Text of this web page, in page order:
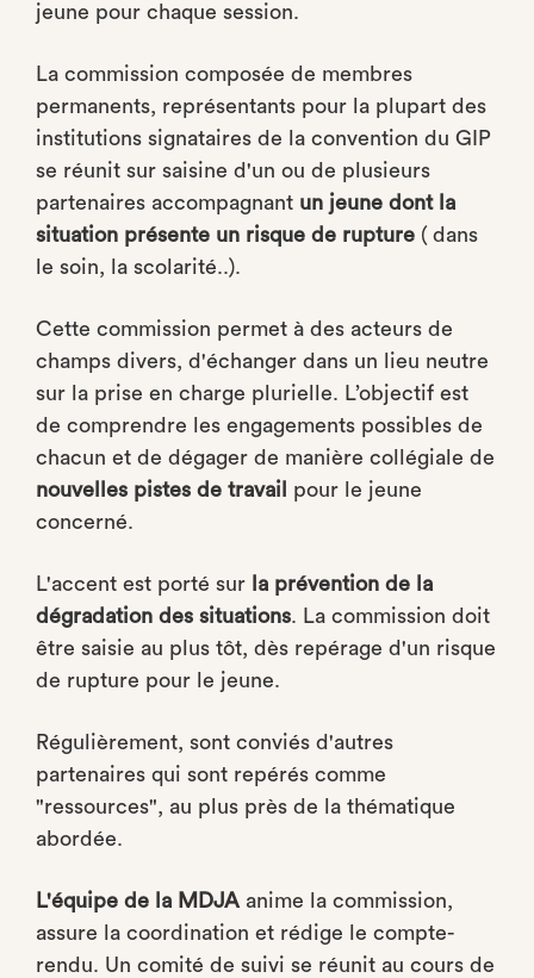
jeune pour chaque session.
La commission composée de membres
permanents, représentants pour la plupart des
institutions signataires de la convention du GIP
se réunit sur saisine d'un ou de plusieurs
partenaires accompagnant un jeune dont la
situation présente un risque de rupture ( dans
le soin, la scolarité..).
Cette commission permet à des acteurs de
champs divers, d'échanger dans un lieu neutre
sur la prise en charge plurielle. L’objectif est
de comprendre les engagements possibles de
chacun et de dégager de manière collégiale de
nouvelles pistes de travail pour le jeune
concerné.
L'accent est porté sur la prévention de la
dégradation des situations. La commission doit
être saisie au plus tôt, dès repérage d'un risque
de rupture pour le jeune.
Régulièrement, sont conviés d'autres
partenaires qui sont repérés comme
"ressources", au plus près de la thématique
abordée.
L'équipe de la MDJA anime la commission,
assure la coordination et rédige le compte-
rendu. Un comité de suivi se réunit au cours de